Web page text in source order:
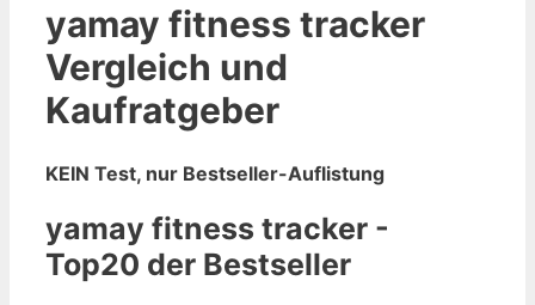
yamay fitness tracker
Vergleich und
Kaufratgeber
KEIN Test, nur Bestseller-Auflistung
yamay fitness tracker -
Top20 der Bestseller